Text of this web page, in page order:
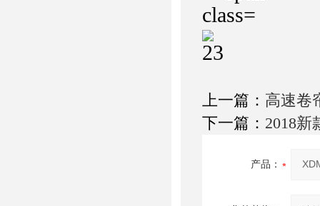
上一篇： 高速卷
下一篇： 2018新
产品：